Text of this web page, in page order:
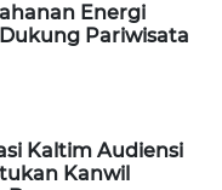
Energi
Pariwisata
Kaltim Audiensi
Kanwil